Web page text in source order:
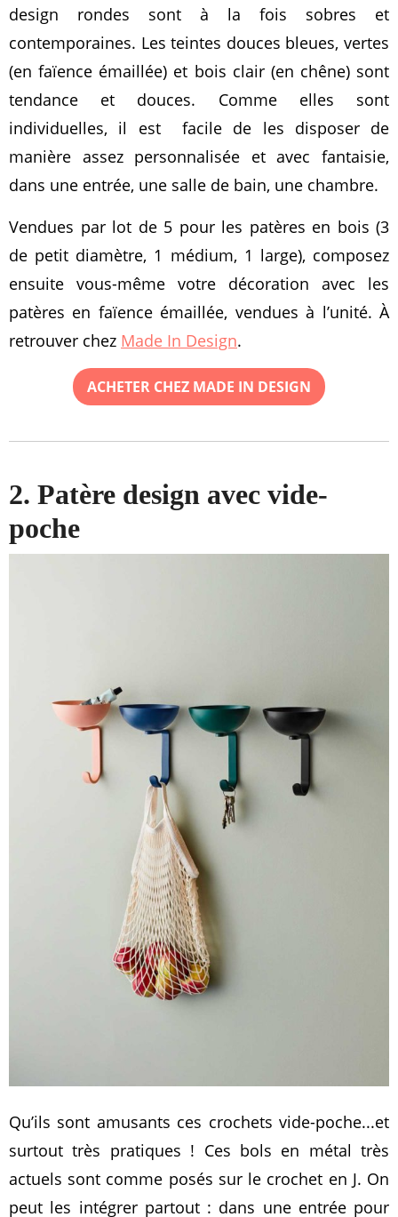
design rondes sont à la fois sobres et
contemporaines. Les teintes douces bleues, vertes
(en faïence émaillée) et bois clair (en chêne) sont
tendance et douces. Comme elles sont
individuelles, il est facile de les disposer de
manière assez personnalisée et avec fantaisie,
dans une entrée, une salle de bain, une chambre.
Vendues par lot de 5 pour les patères en bois (3
de petit diamètre, 1 médium, 1 large), composez
ensuite vous-même votre décoration avec les
patères en faïence émaillée, vendues à l’unité. À
retrouver chez Made In Design.
ACHETER CHEZ MADE IN DESIGN
2. Patère design avec vide-
poche
Qu’ils sont amusants ces crochets vide-poche...et
surtout très pratiques ! Ces bols en métal très
actuels sont comme posés sur le crochet en J. On
peut les intégrer partout : dans une entrée pour